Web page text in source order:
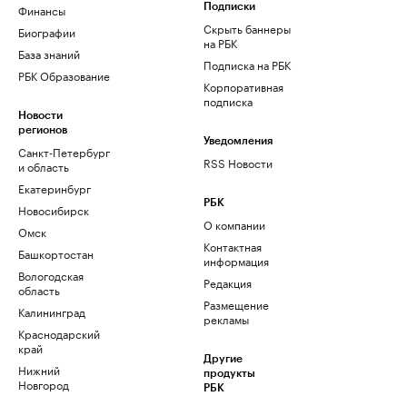
Финансы
Биографии
База знаний
РБК Образование
Новости
регионов
Санкт-Петербург
и область
Екатеринбург
Новосибирск
Омск
Башкортостан
Вологодская
область
Калининград
Краснодарский
край
Нижний
Новгород
Подписки
Скрыть баннеры
на РБК
Подписка на РБК
Корпоративная
подписка
Уведомления
RSS Новости
РБК
О компании
Контактная
информация
Редакция
Размещение
рекламы
Другие
продукты
РБК